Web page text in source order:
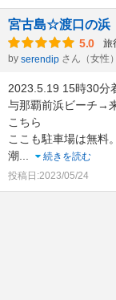
宮古島☆渡口の浜
5.0 旅
by serendip さん（女性）
2023.5.19 15時30分
与那覇前浜ビーチ→
こちら
ここも駐車場は無料。
潮
続きを読む
投稿日:2023/05/24